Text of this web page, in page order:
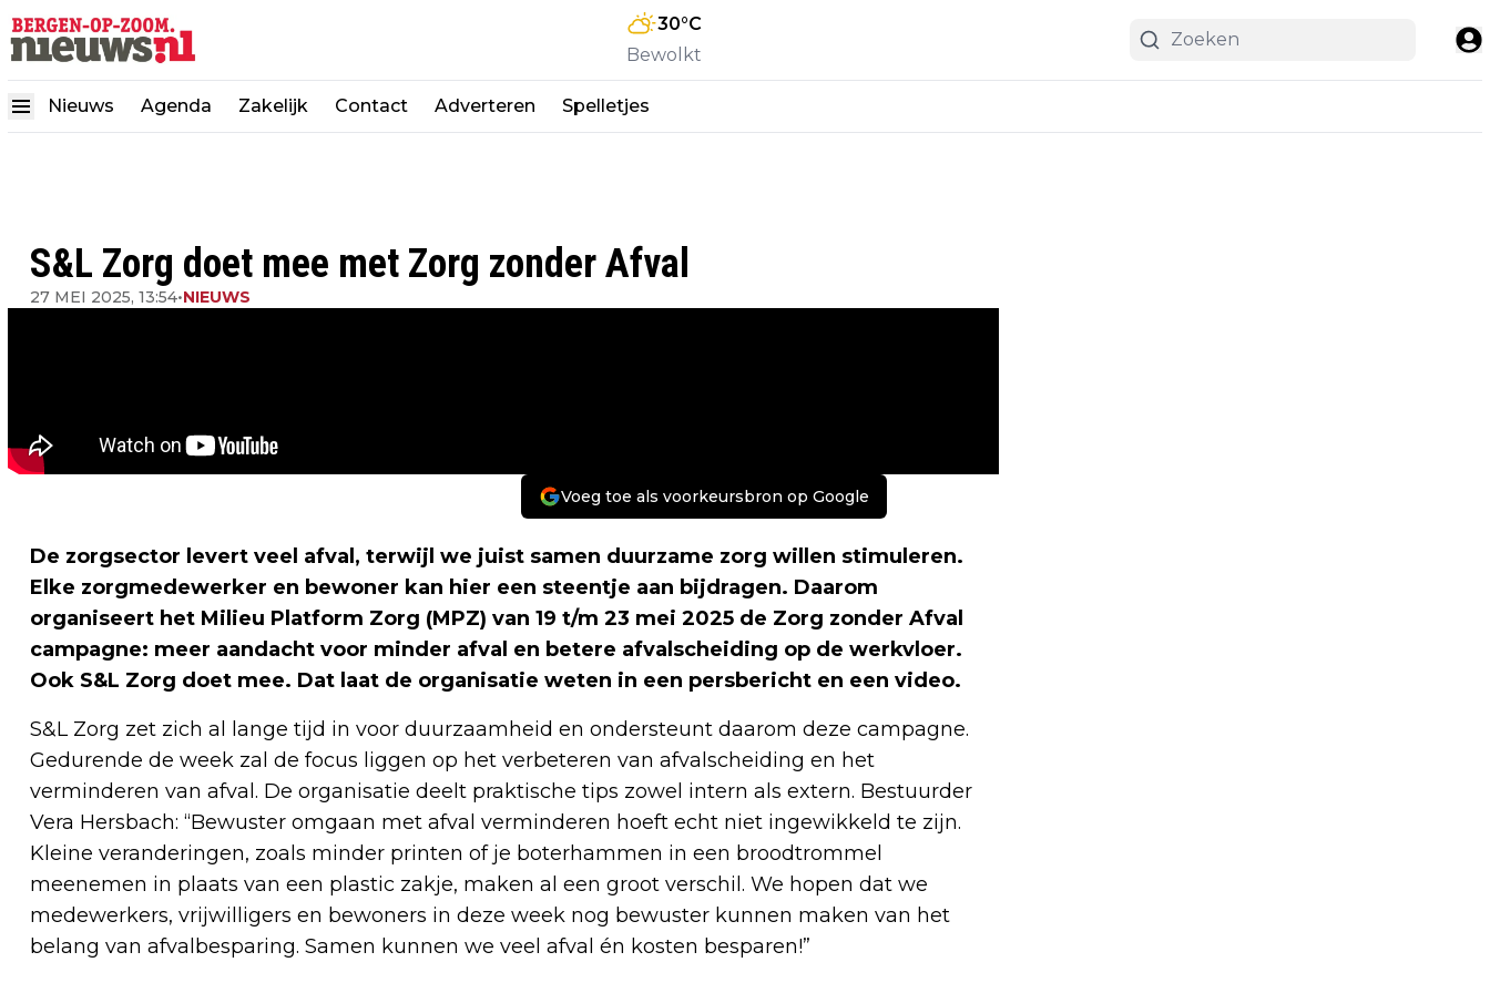
30°C
Bewolkt
Nieuws Agenda Zakelijk Contact Adverteren Spelletjes
S&L Zorg doet mee met Zorg zonder Afval
27 MEI 2025, 13:54•NIEUWS
Voeg toe als voorkeursbron op Google
De zorgsector levert veel afval, terwijl we juist samen duurzame zorg willen stimuleren.
Elke zorgmedewerker en bewoner kan hier een steentje aan bijdragen. Daarom
organiseert het Milieu Platform Zorg (MPZ) van 19 t/m 23 mei 2025 de Zorg zonder Afval
campagne: meer aandacht voor minder afval en betere afvalscheiding op de werkvloer.
Ook S&L Zorg doet mee. Dat laat de organisatie weten in een persbericht en een video.
S&L Zorg zet zich al lange tijd in voor duurzaamheid en ondersteunt daarom deze campagne.
Gedurende de week zal de focus liggen op het verbeteren van afvalscheiding en het
verminderen van afval. De organisatie deelt praktische tips zowel intern als extern. Bestuurder
Vera Hersbach: “Bewuster omgaan met afval verminderen hoeft echt niet ingewikkeld te zijn.
Kleine veranderingen, zoals minder printen of je boterhammen in een broodtrommel
meenemen in plaats van een plastic zakje, maken al een groot verschil. We hopen dat we
medewerkers, vrijwilligers en bewoners in deze week nog bewuster kunnen maken van het
belang van afvalbesparing. Samen kunnen we veel afval én kosten besparen!”